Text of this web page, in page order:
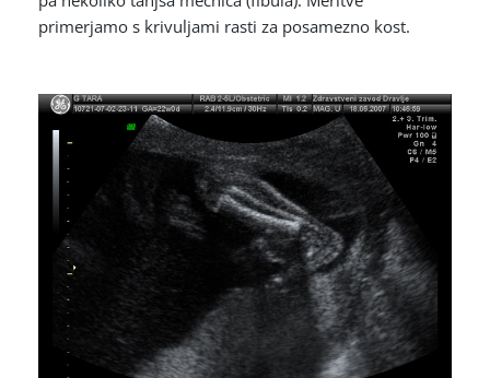
primerjamo s krivuljami rasti za posamezno kost.